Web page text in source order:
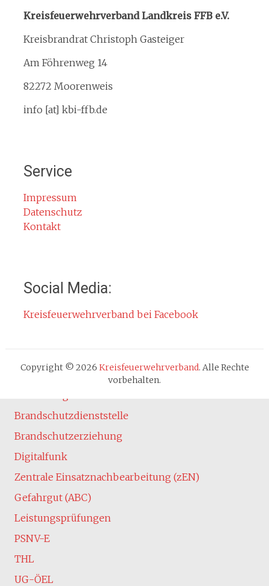
Kreisfeuerwehrverband
Kreisbrandinspektion
Service
Rauchmelder
Rettungsgasse
Gefahr durch Kohlenmonoxid
Cookie-Hinweis
Atemschutz
Brandschutzdienststelle
Brandschutzerziehung
Digitalfunk
Zentrale Einsatznachbearbeitung (zEN)
Gefahrgut (ABC)
Leistungsprüfungen
PSNV-E
THL
UG-ÖEL
Kreisfeuerwehrverband Landkreis FFB e.V.
Kreisbrandrat Christoph Gasteiger
Am Föhrenweg 14
82272 Moorenweis
info [at] kbi-ffb.de
Service
Impressum
Datenschutz
Kontakt
Social Media:
Kreisfeuerwehrverband bei Facebook
Copyright © 2026 Kreisfeuerwehrverband. Alle Rechte
vorbehalten.